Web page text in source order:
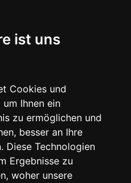
ist uns
Cookies und
Ihnen ein
zu ermöglichen und
besser an Ihre
Diese Technologien
Ergebnisse zu
woher unsere